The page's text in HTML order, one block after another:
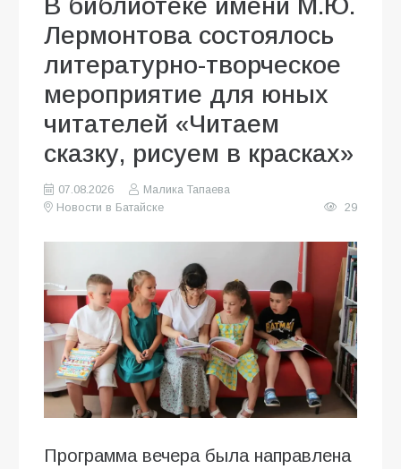
В библиотеке имени М.Ю.
Лермонтова состоялось
литературно-творческое
мероприятие для юных
читателей «Читаем
сказку, рисуем в красках»
07.08.2026
Малика Тапаева
Новости в Батайске
29
Программа вечера была направлена